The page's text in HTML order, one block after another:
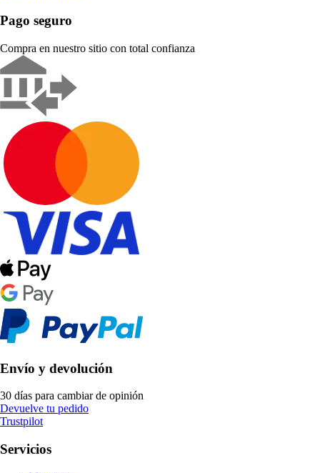
Pago seguro
Compra en nuestro sitio con total confianza
Envío y devolución
30 días para cambiar de opinión
Devuelve tu pedido
Trustpilot
Servicios